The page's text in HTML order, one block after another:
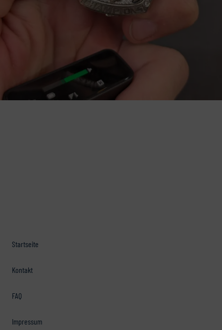
Startseite
Kontakt
FAQ
Impressum